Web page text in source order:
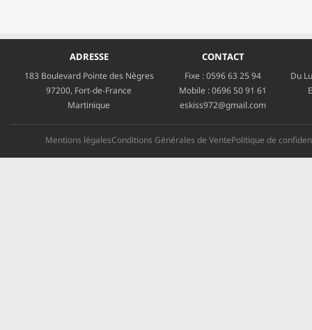
ADRESSE
183 Boulevard Pointe des Nègres
97200, Fort-de-France
Martinique
CONTACT
Fixe :0596 63 25 94
Mobile :0696 50 91 61
eskiss972@gmail.com
Du
Mentions légalesConditions Générales de VentePolitique de